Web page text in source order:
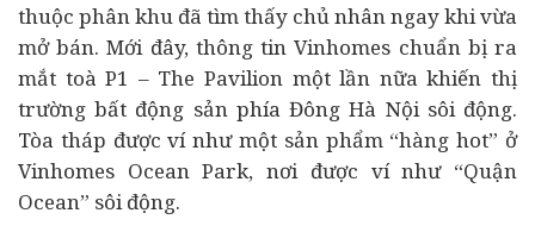
thuộc phân khu đã tìm thấy chủ nhân ngay khi vừa
mở bán. Mới đây, thông tin Vinhomes chuẩn bị ra
mắt toà P1 – The Pavilion một lần nữa khiến thị
trườngbất động sảnphía Đông Hà Nội sôi động.
Tòa tháp được ví như một sản phẩm “hàng hot” ở
Vinhomes Ocean Park, nơi được ví như “Quận
Ocean” sôi động.